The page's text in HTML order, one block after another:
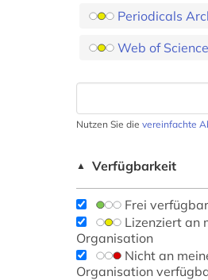
Periodicals
Web of
Nutzen Sie die vereinfachte
▲ Verfügbarkeit
Frei verfügbar
Lizenziert an
Organisation
Nicht an
Organisation